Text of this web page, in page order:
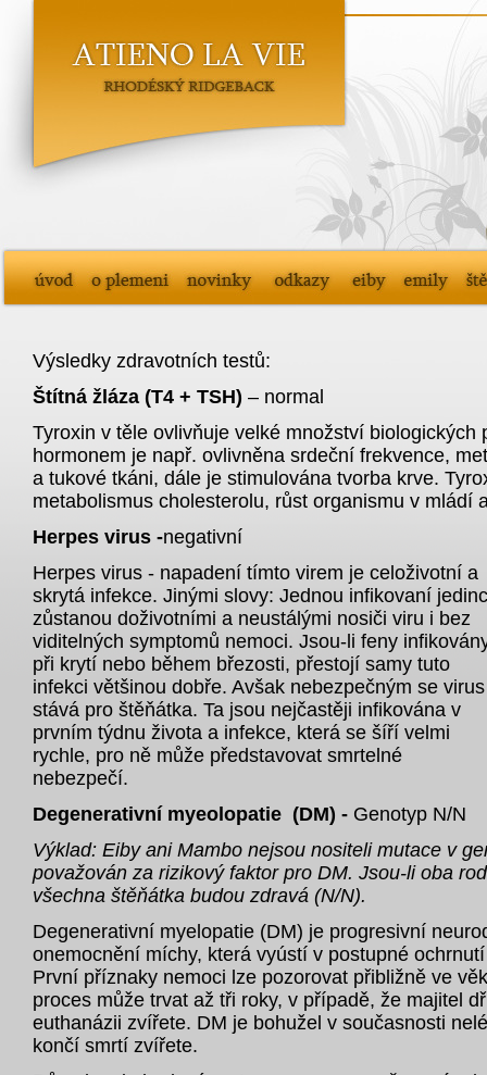
Výsledky zdravotních testů:
Štítná žláza (T4 + TSH) – normal
Tyroxin v těle ovlivňuje velké množství biologických
hormonem je např. ovlivněna srdeční frekvence,
a tukové tkáni, dále je stimulována tvorba krve.
metabolismus cholesterolu, růst organismu v mládí
Herpes virus -negativní
Herpes virus - napadení tímto virem je celoživotní a
skrytá infekce. Jinými slovy: Jednou infikovaní
zůstanou doživotními a neustálými nosiči viru i bez
viditelných symptomů nemoci. Jsou-li feny
při krytí nebo během březosti, přestojí samy tuto
infekci většinou dobře. Avšak nebezpečným se virus
stává pro štěňátka. Ta jsou nejčastěji infikována v
prvním týdnu života a infekce, která se šíří velmi
rychle, pro ně může představovat smrtelné
nebezpečí.
Degenerativní myeolopatie (DM) - Genotyp N/N
Výklad: Eiby ani Mambo nejsou nositeli mutace v
považován za rizikový faktor pro DM. Jsou-li oba
všechna štěňátka budou zdravá (N/N).
Degenerativní myelopatie (DM) je progresivní
onemocnění míchy, která vyústí v postupné
První příznaky nemoci lze pozorovat přibližně ve
proces může trvat až tři roky, v případě, že majitel
euthanázii zvířete. DM je bohužel v současnosti
končí smrtí zvířete.